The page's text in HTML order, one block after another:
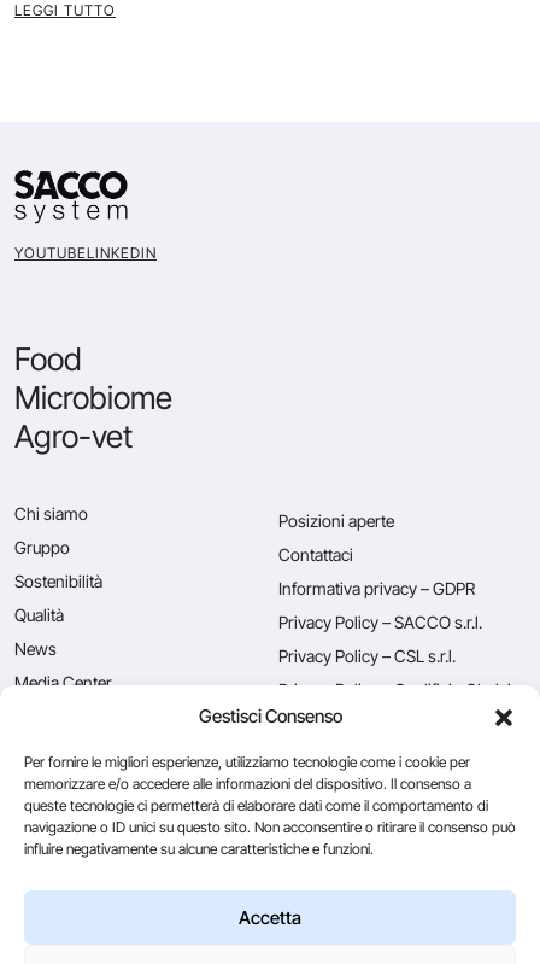
Gestisci Consenso
Per fornire le migliori esperienze, utilizziamo tecnologie come i cookie per
memorizzare e/o accedere alle informazioni del dispositivo. Il consenso a
queste tecnologie ci permetterà di elaborare dati come il comportamento di
navigazione o ID unici su questo sito. Non acconsentire o ritirare il consenso può
influire negativamente su alcune caratteristiche e funzioni.
Accetta
LEGGI TUTTO
YOUTUBELINKEDIN
Food
Microbiome
Agro-vet
Chi siamo
Gruppo
Sostenibilità
Qualità
News
Media Center
Posizioni aperte
Contattaci
Informativa privacy – GDPR
Privacy Policy – SACCO s.r.l.
Privacy Policy – CSL s.r.l.
Privacy Policy – Caglificio Clerici
S.p.A.
Caglificio Clerici
Ingredients